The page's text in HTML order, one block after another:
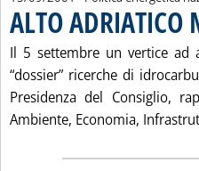
ALTO ADRIATICO
Il 5 settembre un vertice ad
“dossier” ricerche di
Presidenza del Consiglio,
Ambiente, Economia,